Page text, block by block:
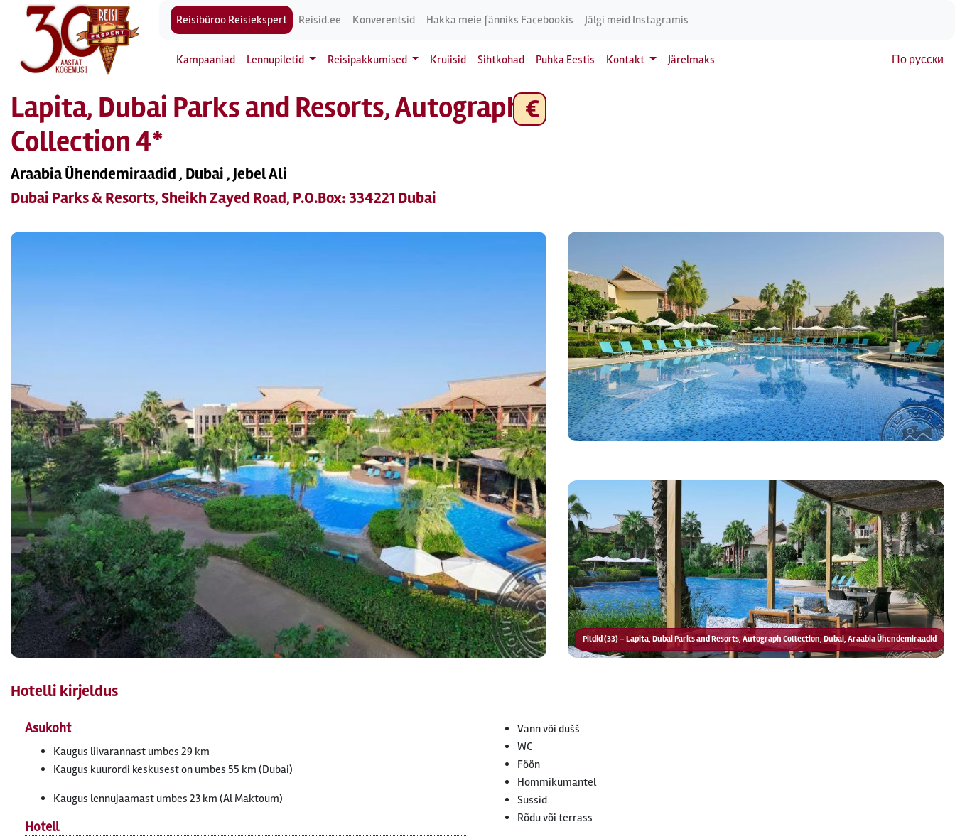
Reisibüroo Reisiekspert Reisid.ee Konverentsid Hakka meie fänniks Facebookis Jälgi meid Instagramis
Kampaaniad Lennupiletid Reisipakkumised Kruiisid Sihtkohad Puhka Eestis Kontakt Järelmaks По русски
Lapita, Dubai Parks and Resorts, Autograph
Collection 4*
Araabia Ühendemiraadid , Dubai , Jebel Ali
Dubai Parks & Resorts, Sheikh Zayed Road, P.O.Box: 334221 Dubai
€
Pildid (33) – Lapita, Dubai Parks and Resorts, Autograph Collection, Dubai, Araabia Ühendemiraadid
Hotelli kirjeldus
Asukoht
Kaugus liivarannast umbes 29 km
Kaugus kuurordi keskusest on umbes 55 km (Dubai)
Kaugus lennujaamast umbes 23 km (Al Maktoum)
Hotell
Vann või dušš
WC
Föön
Hommikumantel
Sussid
Rõdu või terrass